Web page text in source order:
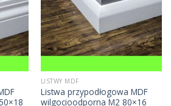
LISTWY MDF
Listwa przypodłogowa MDF
wilgocioodporna M2 80×16